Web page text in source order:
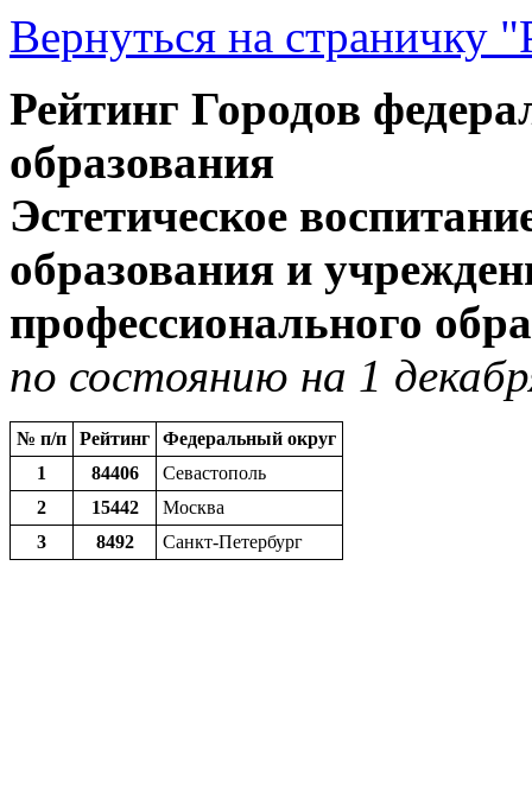
Вернуться на страничку
Рейтинг Городов
образования
Эстетическое
образования и
профессионального
по состоянию на 1
№ п/п Рейтинг
Федеральный округ
1
84406
Севастополь
2
15442
Москва
3
8492 Санкт-Петербург